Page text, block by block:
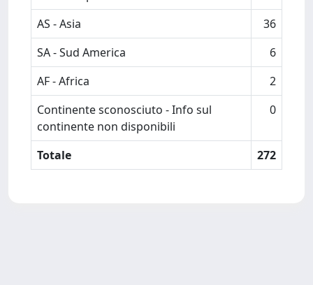
AS - Asia
36
SA - Sud America
6
AF - Africa
2
Continente sconosciuto - Info sul
continente non disponibili
0
Totale 272